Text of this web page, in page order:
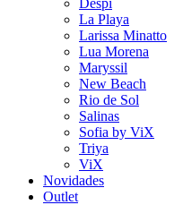
Despi
La Playa
Larissa Minatto
Lua Morena
Maryssil
New Beach
Rio de Sol
Salinas
Sofia by ViX
Triya
ViX
Novidades
Outlet